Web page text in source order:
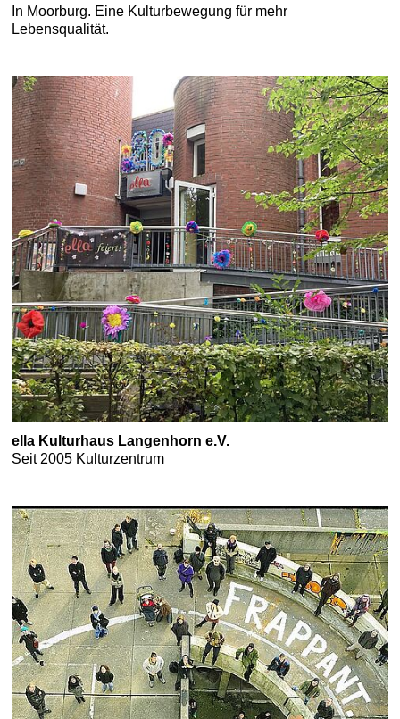
In Moorburg. Eine Kulturbewegung für mehr
Lebensqualität.
ella Kulturhaus Langenhorn e.V.
Seit 2005 Kulturzentrum